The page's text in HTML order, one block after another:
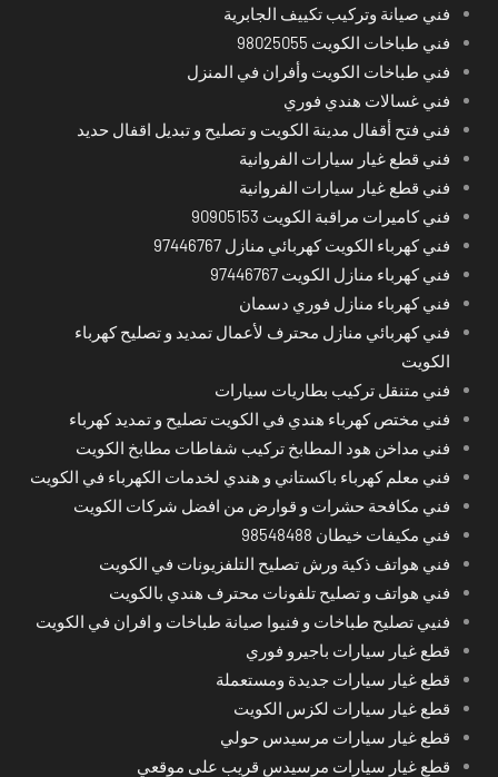
فني صيانة وتركيب تكييف الجابرية
فني طباخات الكويت 98025055
فني طباخات الكويت وأفران في المنزل
فني غسالات هندي فوري
فني فتح أقفال مدينة الكويت و تصليح و تبديل اقفال حديد
فني قطع غيار سيارات الفروانية
فني قطع غيار سيارات الفروانية
فني كاميرات مراقبة الكويت 90905153
فني كهرباء الكويت كهربائي منازل 97446767
فني كهرباء منازل الكويت 97446767
فني كهرباء منازل فوري دسمان
فني كهربائي منازل محترف لأعمال تمديد و تصليح كهرباء
الكويت
فني متنقل تركيب بطاريات سيارات
فني مختص كهرباء هندي في الكويت تصليح و تمديد كهرباء
فني مداخن هود المطابخ تركيب شفاطات مطابخ الكويت
فني معلم كهرباء باكستاني و هندي لخدمات الكهرباء في الكويت
فني مكافحة حشرات و قوارض من افضل شركات الكويت
فني مكيفات خيطان 98548488
فني هواتف ذكية ورش تصليح التلفزيونات في الكويت
فني هواتف و تصليح تلفونات محترف هندي بالكويت
فنيي تصليح طباخات و فنيوا صيانة طباخات و افران في الكويت
قطع غيار سيارات باجيرو فوري
قطع غيار سيارات جديدة ومستعملة
قطع غيار سيارات لكزس الكويت
قطع غيار سيارات مرسيدس حولي
قطع غيار سيارات مرسيدس قريب على موقعي